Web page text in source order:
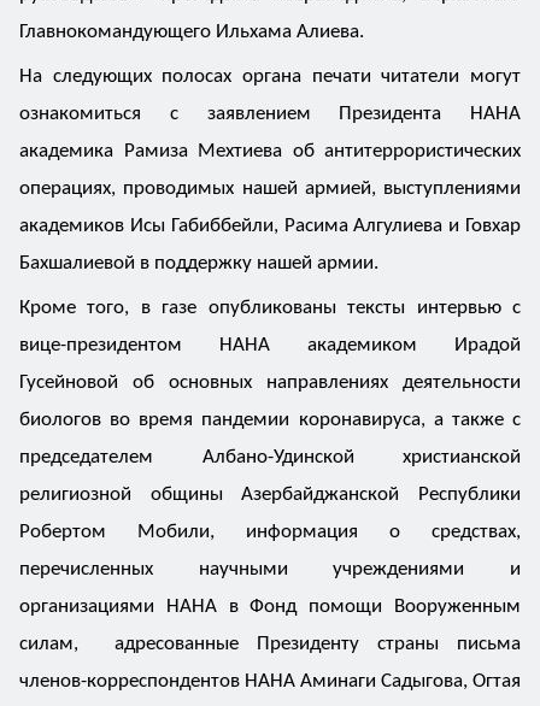
Главнокомандующего Ильхама Алиева.
На следующих полосах органа печати читатели могут
ознакомиться с заявлением Президента НАНА
академика Рамиза Мехтиева об антитеррористических
операциях, проводимых нашей армией, выступлениями
академиков Исы Габиббейли, Расима Алгулиева и Говхар
Бахшалиевой в поддержку нашей армии.
Кроме того, в газе опубликованы тексты интервью с
вице-президентом НАНА академиком Ирадой
Гусейновой об основных направлениях деятельности
биологов во время пандемии коронавируса, а также с
председателем Албано-Удинской христианской
религиозной общины Азербайджанской Республики
Робертом Мобили, информация о средствах,
перечисленных научными учреждениями и
организациями НАНА в Фонд помощи Вооруженным
силам, адресованные Президенту страны письма
членов-корреспондентов НАНА Аминаги Садыгова, Огтая